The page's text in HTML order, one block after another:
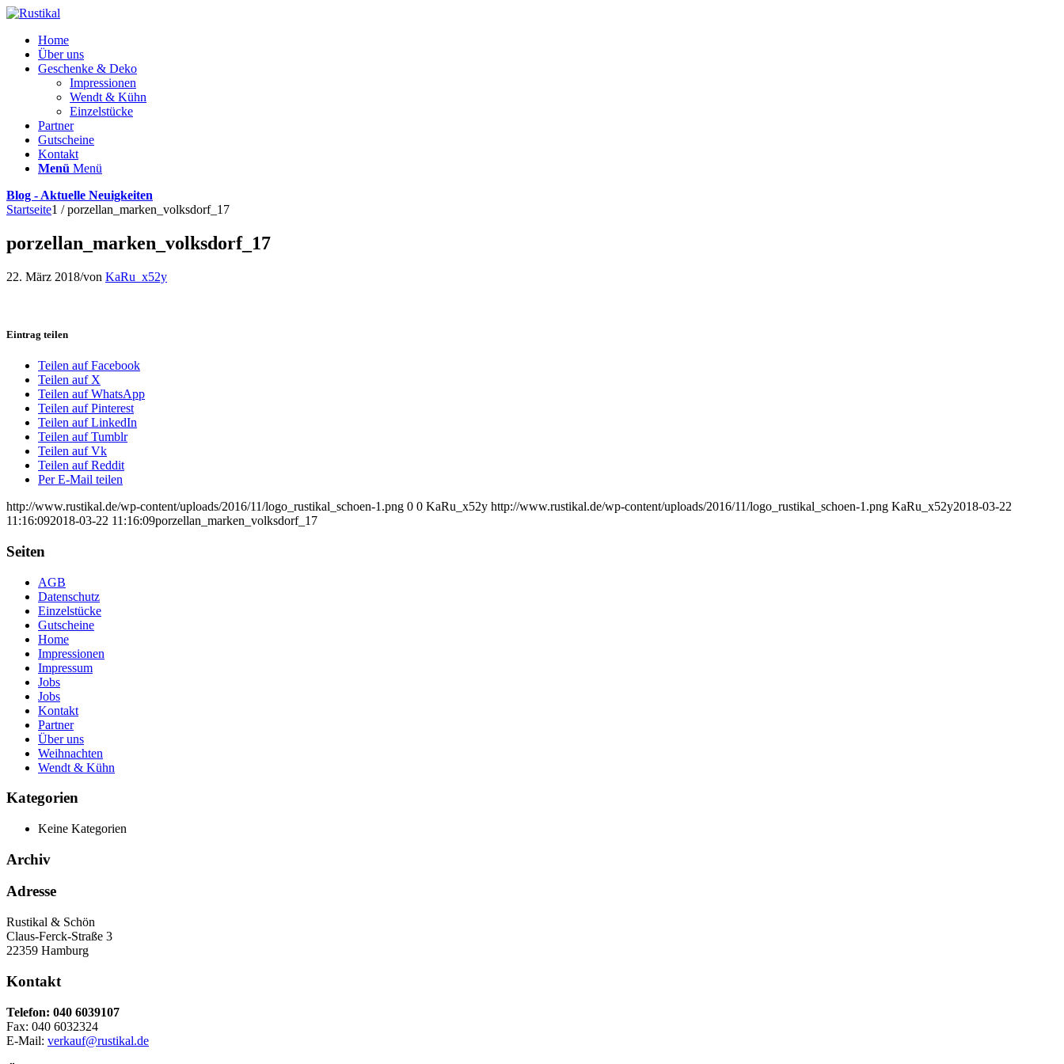
Home
Über uns
Geschenke & Deko
Impressionen
Wendt & Kühn
Einzelstücke
Partner
Gutscheine
Kontakt
Menü Menü
Blog - Aktuelle Neuigkeiten
Startseite1 / porzellan_marken_volksdorf_17
porzellan_marken_volksdorf_17
22. März 2018/von KaRu_x52y
Eintrag teilen
Teilen auf Facebook
Teilen auf X
Teilen auf WhatsApp
Teilen auf Pinterest
Teilen auf LinkedIn
Teilen auf Tumblr
Teilen auf Vk
Teilen auf Reddit
Per E-Mail teilen
http://www.rustikal.de/wp-content/uploads/2016/11/logo_rustikal_schoen-1.png 0 0 KaRu_x52y http://www.rustikal.de/wp-content/uploads/2016/11/logo_rustikal_schoen-1.png KaRu_x52y2018-03-22
11:16:092018-03-22 11:16:09porzellan_marken_volksdorf_17
Seiten
AGB
Datenschutz
Einzelstücke
Gutscheine
Home
Impressionen
Impressum
Jobs
Jobs
Kontakt
Partner
Über uns
Weihnachten
Wendt & Kühn
Kategorien
Keine Kategorien
Archiv
Adresse
Rustikal & Schön
Claus-Ferck-Straße 3
22359 Hamburg
Kontakt
Telefon: 040 6039107
Fax: 040 6032324
E-Mail: verkauf@rustikal.de